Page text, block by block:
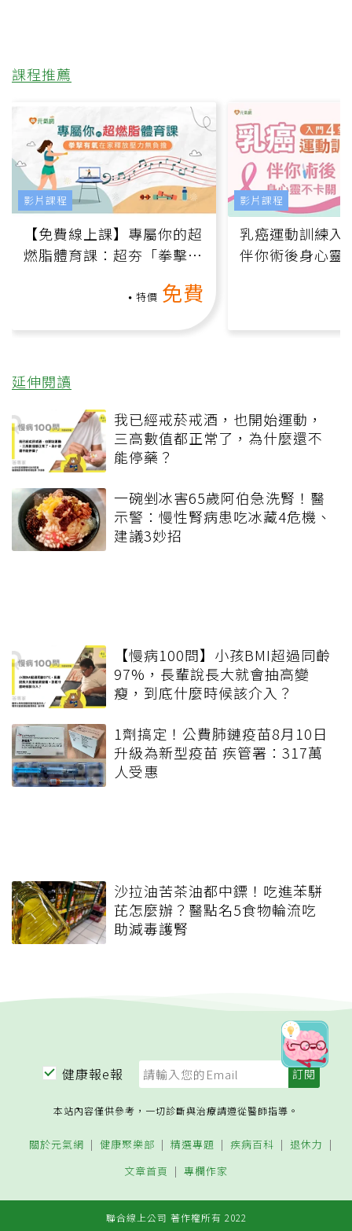
課程推薦
【免費線上課】專屬你的超
燃脂體育課：超夯「拳擊有
特價 免費
影片課程
乳癌運動訓練入
伴你術後身心靈
影片課程
延伸閱讀
我已經戒菸戒酒，也開始運動，
三高數值都正常了，為什麼還不
能停藥？
一碗剉冰害65歲阿伯急洗腎！醫
示警：慢性腎病患吃冰藏4危機、
建議3妙招
【慢病100問】小孩BMI超過同齡
97%，長輩說長大就會抽高變
瘦，到底什麼時候該介入？
1劑搞定！公費肺鏈疫苗8月10日
升級為新型疫苗 疾管署：317萬
人受惠
沙拉油苦茶油都中鏢！吃進苯駢
芘怎麼辦？醫點名5食物輪流吃
助減毒護腎
健康報e報
本站內容僅供參考，一切診斷與治療請遵從醫師指導。
關於元氣網 健康聚樂部 精選專題 疾病百科
退休力
文章首頁
專欄作家
聯合線上公司 著作權所有 2022